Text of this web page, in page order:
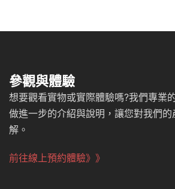
參觀與體驗
想要觀看實物或實際體驗嗎?我們專業
做進一步的介紹與說明，讓您對我們的
解。
前往線上預約體驗》》